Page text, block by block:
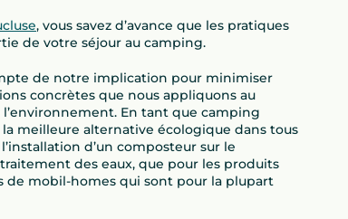
, vous savez d’avance que les pratiques
de votre séjour au camping.
de notre implication pour minimiser
concrètes que nous appliquons au
En tant que camping
meilleure alternative écologique dans tous
d’un composteur sur le
des eaux, que pour les produits
de mobil-homes qui sont pour la plupart